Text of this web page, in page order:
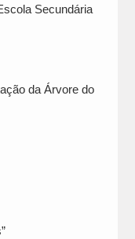
Secundária
da Árvore do